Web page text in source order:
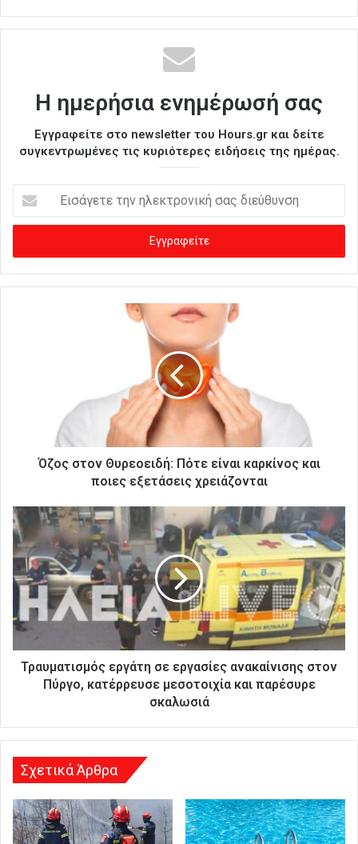
Η ημερήσια ενημέρωσή σας
Εγγραφείτε στο newsletter του Hours.gr και δείτε
συγκεντρωμένες τις κυριότερες ειδήσεις της ημέρας.
σ
γ
ε
ι
κ
ή
α
δ
ι
σ
Όζος στον Θυρεοειδή: Πότε είναι καρκίνος και
ποιες εξετάσεις χρειάζονται
Τραυματισμός εργάτη σε εργασίες ανακαίνισης στον
Πύργο, κατέρρευσε μεσοτοιχία και παρέσυρε
σκαλωσιά
Σχετικά Άρθρα